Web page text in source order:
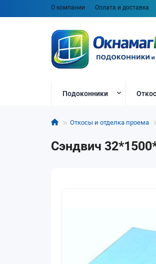
О компании Оплата и доставка
Подоконники
Откосы и отделка проема
Сэндвич